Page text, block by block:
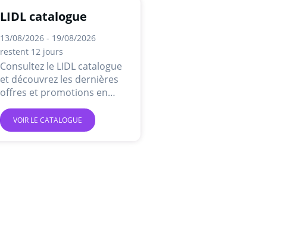
LIDL catalogue
13/08/2026 - 19/08/2026
restent 12 jours
Consultez le LIDL catalogue
et découvrez les dernières
offres et promotions en
ligne.
VOIR LE CATALOGUE